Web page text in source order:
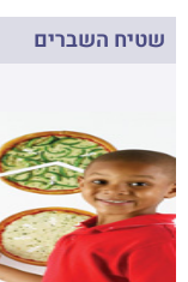
שטיח השברים